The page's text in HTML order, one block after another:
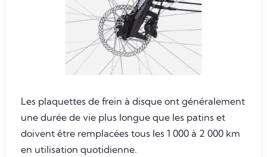
Les plaquettes de frein à disque ont généralement
une durée de vie plus longue que les patins et
doivent être remplacées tous les 1 000 à 2 000 km
en utilisation quotidienne.